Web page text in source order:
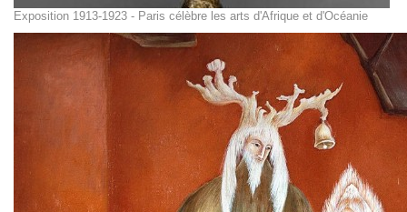
Exposition 1913-1923 - Paris célèbre les arts d'Afrique et d'Océanie